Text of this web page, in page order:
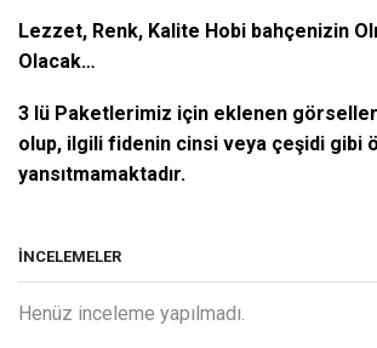
Lezzet, Renk, Kalite Hobi bahçenizin
Olacak…
3 lü Paketlerimiz için eklenen görseller
olup, ilgili fidenin cinsi veya çeşidi gibi
yansıtmamaktadır.
İNCELEMELER
Henüz inceleme yapılmadı.